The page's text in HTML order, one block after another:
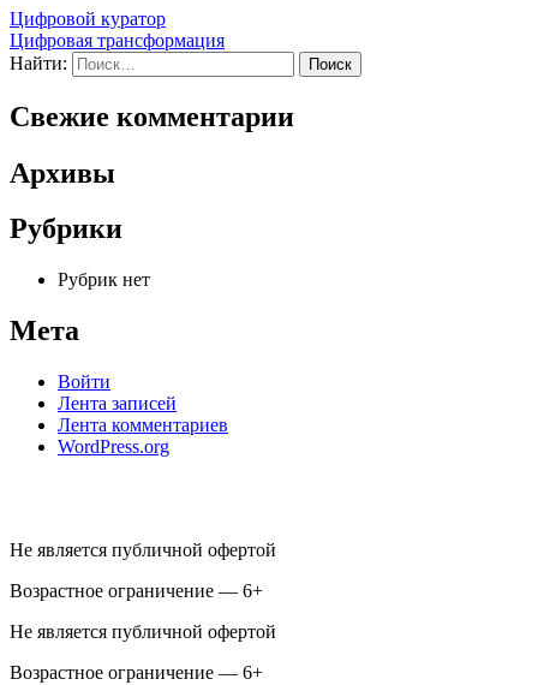
Цифровой куратор
Цифровая трансформация
Найти:
Свежие комментарии
Архивы
Рубрики
Рубрик нет
Мета
Войти
Лента записей
Лента комментариев
WordPress.org
Не является публичной офертой
Возрастное ограничение — 6+
Не является публичной офертой
Возрастное ограничение — 6+